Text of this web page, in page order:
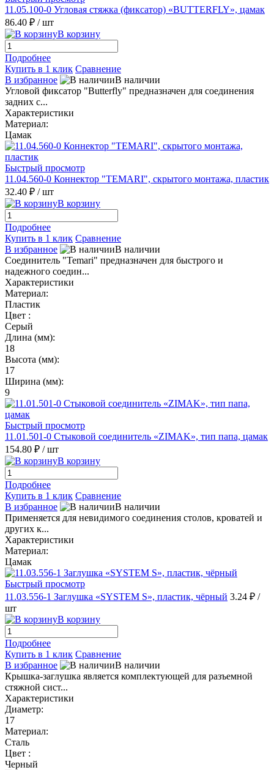
11.05.100-0 Угловая стяжка (фиксатор) «BUTTERFLY», цамак
86.40 ₽ / шт
В корзину
Подробнее
Купить в 1 клик Сравнение
В избранное
В наличии
Угловой фиксатор "Butterfly" предназначен для соединения
задних с...
Характеристики
Материал:
Цамак
Быстрый просмотр
11.04.560-0 Коннектор "TEMARI", скрытого монтажа, пластик
32.40 ₽ / шт
В корзину
Подробнее
Купить в 1 клик Сравнение
В избранное
В наличии
Соединитель "Temari" предназначен для быстрого и
надежного соедин...
Характеристики
Материал:
Пластик
Цвет :
Серый
Длина (мм):
18
Высота (мм):
17
Ширина (мм):
9
Быстрый просмотр
11.01.501-0 Стыковой соединитель «ZIMAK», тип папа, цамак
154.80 ₽ / шт
В корзину
Подробнее
Купить в 1 клик Сравнение
В избранное
В наличии
Применяется для невидимого соединения столов, кроватей и
других к...
Характеристики
Материал:
Цамак
Быстрый просмотр
11.03.556-1 Заглушка «SYSTEM S», пластик, чёрный 3.24 ₽ /
шт
В корзину
Подробнее
Купить в 1 клик Сравнение
В избранное
В наличии
Крышка-заглушка является комплектующей для разъемной
стяжной сист...
Характеристики
Диаметр:
17
Материал:
Сталь
Цвет :
Черный